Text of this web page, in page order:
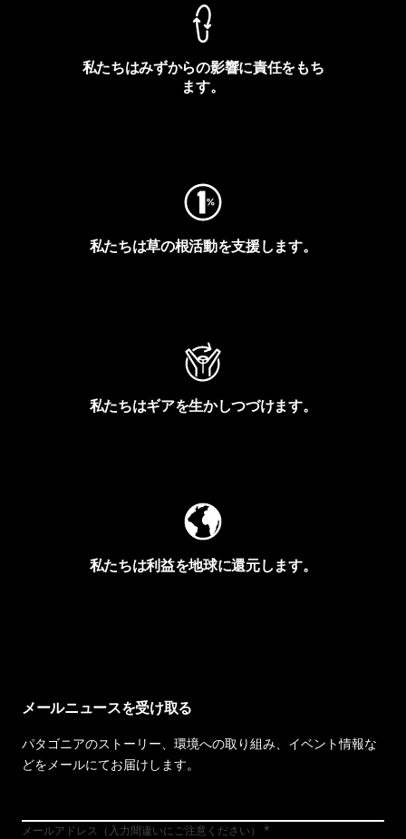
私たちはみずからの影響に責任をもち
ます。
私たちは草の根活動を支援します。
私たちはギアを生かしつづけます。
私たちは利益を地球に還元します。
メールニュースを受け取る
パタゴニアのストーリー、環境への取り組み、イベント情報な
どをメールにてお届けします。
メールアドレス（入力間違いにご注意ください）